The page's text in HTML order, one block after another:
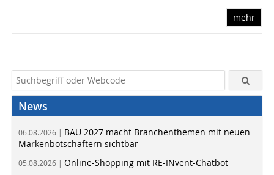
mehr
News
06.08.2026 | BAU 2027 macht Branchenthemen mit neuen
Markenbotschaftern sichtbar
05.08.2026 | Online-Shopping mit RE-INvent-Chatbot